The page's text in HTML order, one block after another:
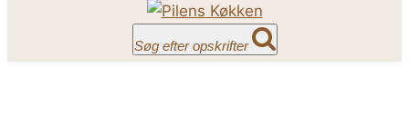
Søg efter opskrifter